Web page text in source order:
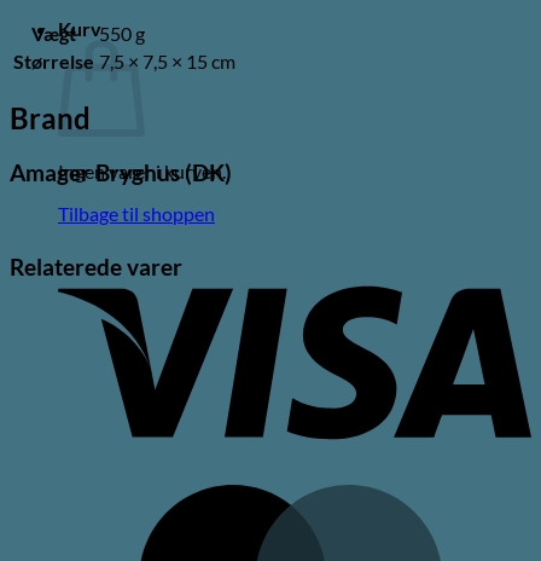
Kurv
Ingen varer i kurven.
Tilbage til shoppen
Vægt
550 g
Størrelse 7,5 × 7,5 × 15 cm
Brand
Amager Bryghus (DK)
Relaterede varer